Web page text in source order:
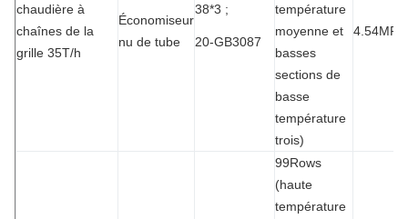
chaudière à
chaînes de la
grille 35T/h
Économiseur
nu de tube
38*3 ;
20-GB3087
température
moyenne et
basses
sections de
basse
température
trois)
4.54MPa
99Rows
(haute
température